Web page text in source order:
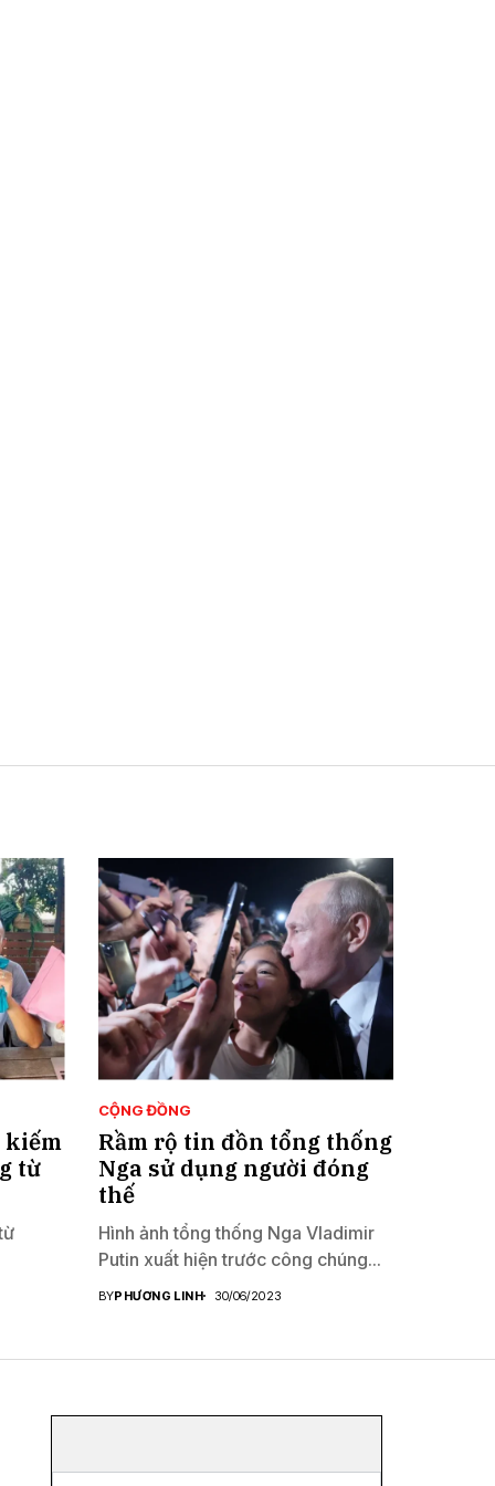
kiếm
từ
CỘNG ĐỒNG
Rầm rộ tin đồn tổng thống
Nga sử dụng người đóng
thế
Hình ảnh tổng thống Nga Vladimir
Putin xuất hiện trước công chúng...
BYPHƯƠNG LINH 30/06/2023